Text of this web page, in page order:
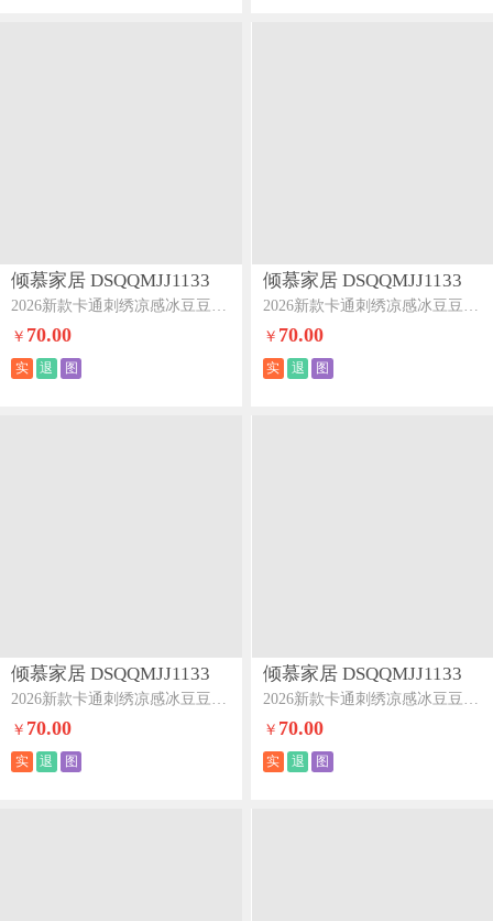
倾慕家居 DSQQMJJ1133
2026新款卡通刺绣凉感冰豆豆凉席系列--床席款床席款HELLO小狗
￥ 70.00
实 退 图
倾慕家居 DSQQMJJ1133
2026新款卡通刺绣凉感冰豆豆凉席系列--床席款床席款企鹅兄弟
￥ 70.00
实 退 图
倾慕家居 DSQQMJJ1133
2026新款卡通刺绣凉感冰豆豆凉席系列--床席款床席款黑白小狗
￥ 70.00
实 退 图
倾慕家居 DSQQMJJ1133
2026新款卡通刺绣凉感冰豆豆凉席系列--床席款床席款爱心猫咪
￥ 70.00
实 退 图